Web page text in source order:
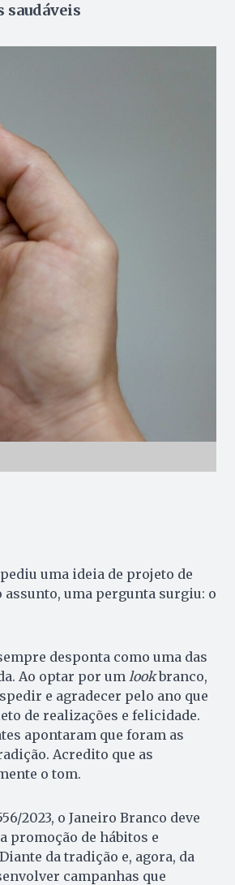
uma ideia de projeto de
uma pergunta surgiu: o
desponta como uma das
Ao optar por um lookbranco,
e agradecer pelo ano que
de realizações e felicidade.
apontaram que foram as
Acredito que as
o tom.
2023, o Janeiro Branco deve
promoção de hábitos e
da tradição e, agora, da
campanhas que